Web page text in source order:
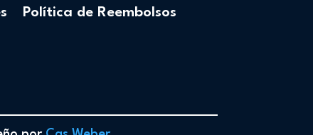
Política de Reembolsos